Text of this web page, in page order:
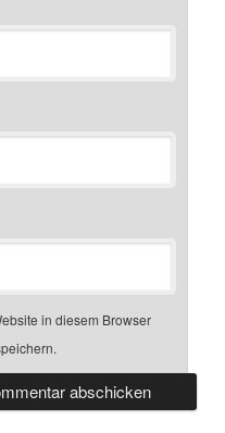
in diesem Browser